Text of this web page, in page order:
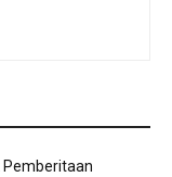
Pemberitaan